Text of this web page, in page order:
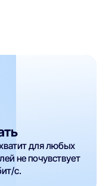
для любых
не почувствует
с.